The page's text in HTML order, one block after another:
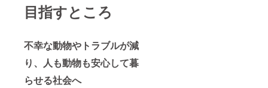
目指すところ
不幸な動物やトラブルが減
り、人も動物も安心して暮
らせる社会へ